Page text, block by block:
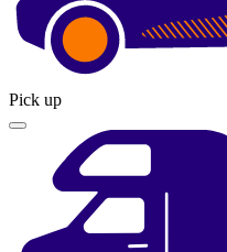
Pick up